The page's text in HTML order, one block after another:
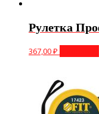
Рулетка
367,00₽